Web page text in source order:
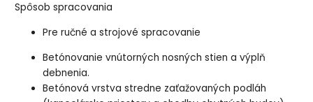
Spôsob spracovania
Pre ručné a strojové spracovanie
Betónovanie vnútorných nosných stien a výplň
debnenia.
Betónová vrstva stredne zaťažovaných podláh